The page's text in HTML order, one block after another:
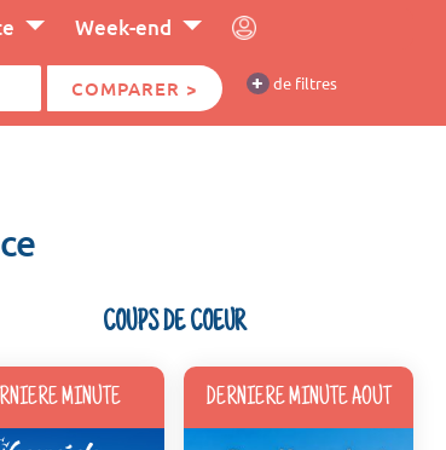
Week-end
COMPARER > + de filtres
COUPS DE COEUR
MINUTE DERNIERE MINUTE AOUT